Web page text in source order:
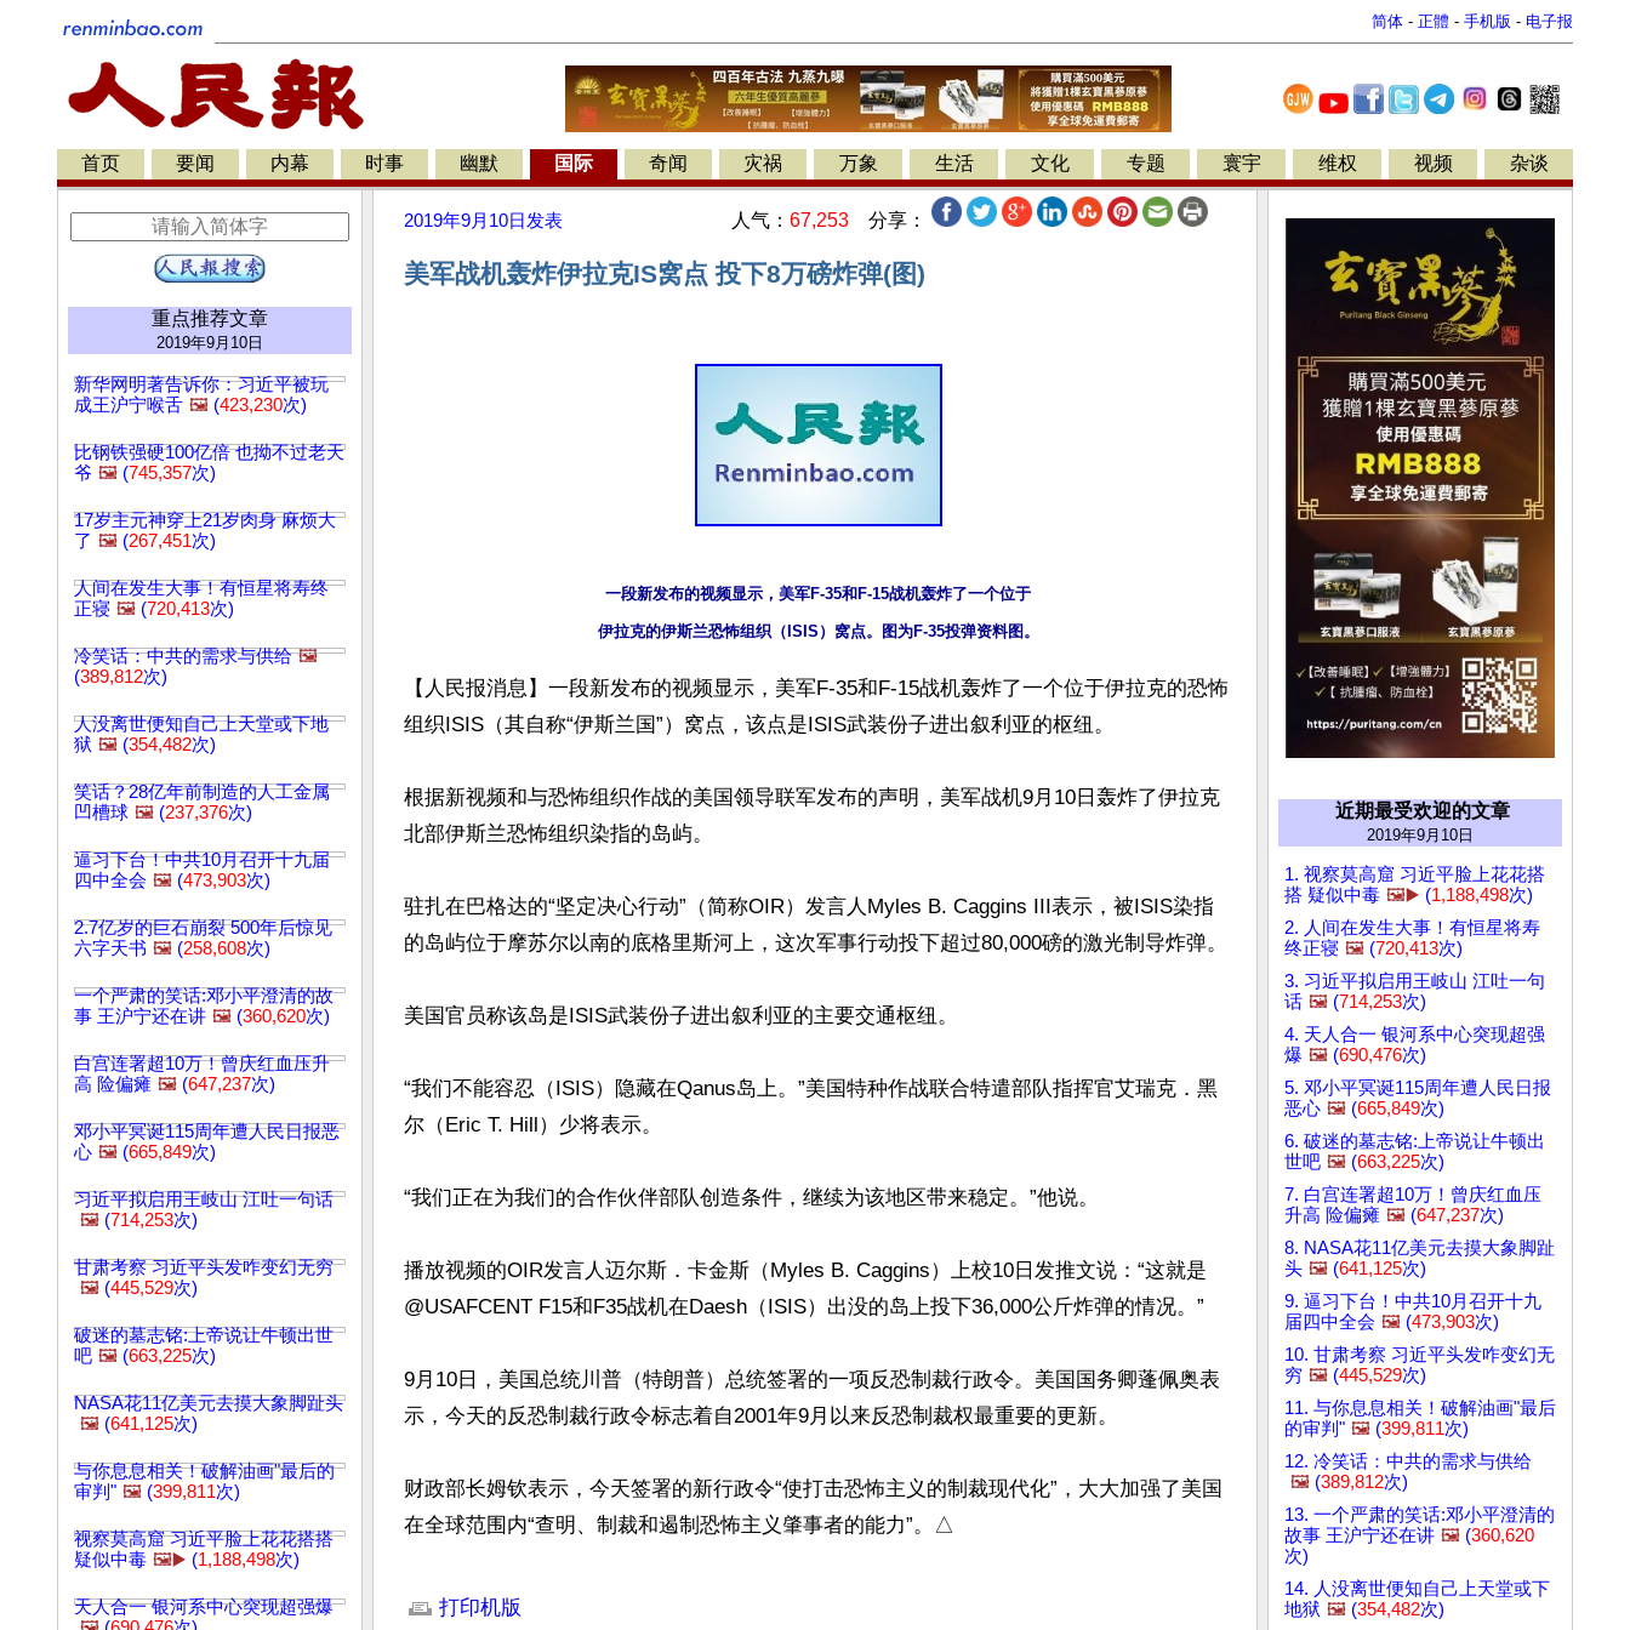
简体 - 正體 - 手机版 - 电子报
首页 要闻 内幕 时事 幽默 国际 奇闻 灾祸 万象 生活 文化 专题 寰宇 维权 视频 杂谈
重点推荐文章
2019年9月10日
新华网明著告诉你：习近平被玩
成王沪宁喉舌 🖼️ (423,230次)
比钢铁强硬100亿倍 也拗不过老天
爷 🖼️ (745,357次)
17岁主元神穿上21岁肉身 麻烦大
了 🖼️ (267,451次)
人间在发生大事！有恒星将寿终
正寝 🖼️ (720,413次)
冷笑话：中共的需求与供给 🖼️
(389,812次)
人没离世便知自己上天堂或下地
狱 🖼️ (354,482次)
笑话？28亿年前制造的人工金属
凹槽球 🖼️ (237,376次)
逼习下台！中共10月召开十九届
四中全会 🖼️ (473,903次)
2.7亿岁的巨石崩裂 500年后惊见
六字天书 🖼️ (258,608次)
一个严肃的笑话:邓小平澄清的故
事 王沪宁还在讲 🖼️ (360,620次)
白宫连署超10万！曾庆红血压升
高 险偏瘫 🖼️ (647,237次)
邓小平冥诞115周年遭人民日报恶
心 🖼️ (665,849次)
习近平拟启用王岐山 江吐一句话
🖼️ (714,253次)
甘肃考察 习近平头发咋变幻无穷
🖼️ (445,529次)
破迷的墓志铭:上帝说让牛顿出世
吧 🖼️ (663,225次)
NASA花11亿美元去摸大象脚趾头
🖼️ (641,125次)
与你息息相关！破解油画"最后的
审判" 🖼️ (399,811次)
视察莫高窟 习近平脸上花花搭搭
疑似中毒 🖼️▶️ (1,188,498次)
天人合一 银河系中心突现超强爆
2019年9月10日 发表 人气： 67,253 分享：
美军战机轰炸伊拉克IS窝点 投下8万磅炸弹(图)
一段新发布的视频显示，美军F-35和F-15战机轰炸了一个位于
【人民报消息】一段新发布的视频显示，美军F-35和F-15战机轰炸了一个位于伊拉克的恐怖
组织ISIS（其自称“伊斯兰国”）窝点，该点是ISIS武装份子进出叙利亚的枢纽。
根据新视频和与恐怖组织作战的美国领导联军发布的声明，美军战机9月10日轰炸了伊拉克
北部伊斯兰恐怖组织染指的岛屿。
驻扎在巴格达的“坚定决心行动”（简称OIR）发言人Myles B. Caggins III表示，被ISIS染指
的岛屿位于摩苏尔以南的底格里斯河上，这次军事行动投下超过80,000磅的激光制导炸弹。
美国官员称该岛是ISIS武装份子进出叙利亚的主要交通枢纽。
“我们不能容忍（ISIS）隐藏在Qanus岛上。”美国特种作战联合特遣部队指挥官艾瑞克．黑
尔（Eric T. Hill）少将表示。
“我们正在为我们的合作伙伴部队创造条件，继续为该地区带来稳定。”他说。
播放视频的OIR发言人迈尔斯．卡金斯（Myles B. Caggins）上校10日发推文说：“这就是
@USAFCENT F15和F35战机在Daesh（ISIS）出没的岛上投下36,000公斤炸弹的情况。”
9月10日，美国总统川普（特朗普）总统签署的一项反恐制裁行政令。美国国务卿蓬佩奥表
示，今天的反恐制裁行政令标志着自2001年9月以来反恐制裁权最重要的更新。
财政部长姆钦表示，今天签署的新行政令“使打击恐怖主义的制裁现代化”，大大加强了美国
在全球范围内“查明、制裁和遏制恐怖主义肇事者的能力”。△
打印机版
近期最受欢迎的文章
2019年9月10日
1. 视察莫高窟 习近平脸上花花搭
搭 疑似中毒 🖼️▶️ (1,188,498次)
2. 人间在发生大事！有恒星将寿
终正寝 🖼️ (720,413次)
3. 习近平拟启用王岐山 江吐一句
话 🖼️ (714,253次)
4. 天人合一 银河系中心突现超强
爆 🖼️ (690,476次)
5. 邓小平冥诞115周年遭人民日报
恶心 🖼️ (665,849次)
6. 破迷的墓志铭:上帝说让牛顿出
世吧 🖼️ (663,225次)
7. 白宫连署超10万！曾庆红血压
升高 险偏瘫 🖼️ (647,237次)
8. NASA花11亿美元去摸大象脚趾
头 🖼️ (641,125次)
9. 逼习下台！中共10月召开十九
届四中全会 🖼️ (473,903次)
10. 甘肃考察 习近平头发咋变幻无
穷 🖼️ (445,529次)
11. 与你息息相关！破解油画"最后
的审判" 🖼️ (399,811次)
12. 冷笑话：中共的需求与供给
🖼️ (389,812次)
13. 一个严肃的笑话:邓小平澄清的
故事 王沪宁还在讲 🖼️ (360,620
次)
14. 人没离世便知自己上天堂或下
地狱 🖼️ (354,482次)